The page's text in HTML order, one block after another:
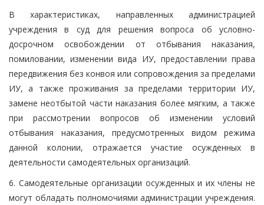
В характеристиках, направленных администрацией
учреждения в суд для решения вопроса об условно-
досрочном освобождении от отбывания наказания,
помиловании, изменении вида ИУ, предоставлении права
передвижения без конвоя или сопровождения за пределами
ИУ, а также проживания за пределами территории ИУ,
замене неотбытой части наказания более мягким, а также
при рассмотрении вопросов об изменении условий
отбывания наказания, предусмотренных видом режима
данной колонии, отражается участие осужденных в
деятельности самодеятельных организаций.
6. Самодеятельные организации осужденных и их члены не
могут обладать полномочиями администрации учреждения.